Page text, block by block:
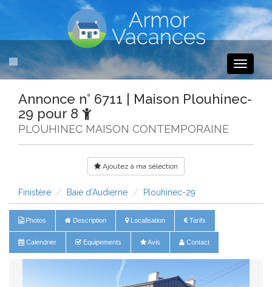
Toggle
Annonce n° 6711 | Maison Plouhinec-
29 pour 8
PLOUHINEC MAISON CONTEMPORAINE
Ajoutez à ma sélection
Finistère Baie d'Audierne Plouhinec-29
Photos Description Localisation Tarifs
Calendrier Equipements Avis Contact